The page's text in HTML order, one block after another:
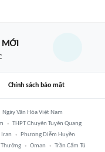
Chính sách bảo mật
Ngày Văn Hóa Việt Nam
THPT Chuyên Tuyên Quang
Iran
Phương Diễm Huyền
Oman Trần Cẩm Tú